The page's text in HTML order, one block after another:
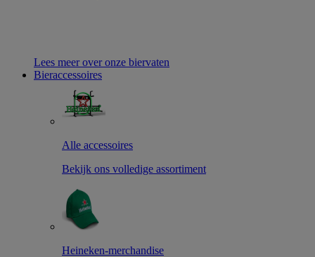
Lees meer over onze biervaten
Bieraccessoires
Alle accessoires
Bekijk ons volledige assortiment
Heineken-merchandise